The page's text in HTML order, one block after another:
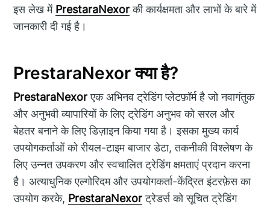
इस लेख में PrestaraNexorकी कार्यक्षमता और लाभों के बारे में
जानकारी दी गई है।
PrestaraNexor क्या है?
PrestaraNexorएक अभिनव ट्रेडिंग प्लेटफ़ॉर्म है जो नवागंतुक
और अनुभवी व्यापारियों के लिए ट्रेडिंग अनुभव को सरल और
बेहतर बनाने के लिए डिज़ाइन किया गया है। इसका मुख्य कार्य
उपयोगकर्ताओं को रीयल-टाइम बाजार डेटा, तकनीकी विश्लेषण के
लिए उन्नत उपकरण और स्वचालित ट्रेडिंग क्षमताएं प्रदान करना
है। अत्याधुनिक एल्गोरिदम और उपयोगकर्ता-केंद्रित इंटरफ़ेस का
उपयोग करके, PrestaraNexorट्रेडर्स को सूचित ट्रेडिंग